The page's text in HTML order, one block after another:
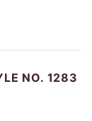
NO. 1283